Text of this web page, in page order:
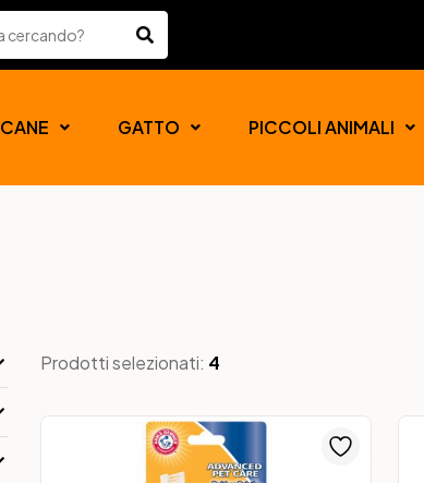
CANE GATTO PICCOLI ANIMALI
Prodotti selezionati: 4